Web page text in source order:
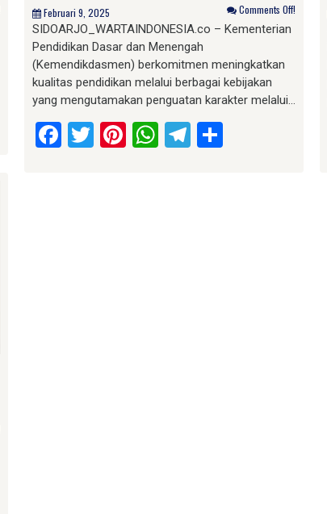
Februari 9, 2025 Comments Off!
SIDOARJO_WARTAINDONESIA.co – Kementerian
Pendidikan Dasar dan Menengah
(Kemendikdasmen) berkomitmen meningkatkan
kualitas pendidikan melalui berbagai kebijakan
yang mengutamakan penguatan karakter melalui…
Facebook
Twitter
Pinterest
WhatsApp
Telegram
Share